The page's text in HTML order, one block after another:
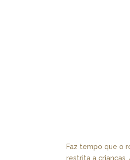
Faz tempo que o
restrita a